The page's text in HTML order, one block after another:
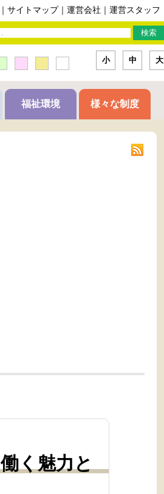
サイトマップ｜ 運営会社 運営スタッフ
大
中
小
福祉環境 様々な制度
く魅力と